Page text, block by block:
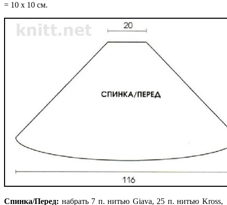
= 10 х 10 см.
Спинка/Перед: набрать 7 п. нитью Giava, 25 п. нитью Kross,